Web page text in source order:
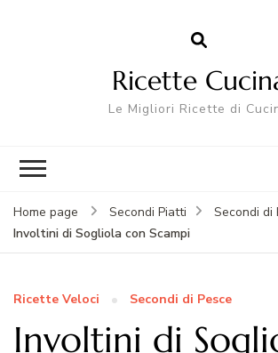
Ricette
Le Migliori Ricette di
Home page Secondi Piatti
Secondi di
Involtini di Sogliola con Scampi
Ricette Veloci Secondi di Pesce
Involtini di